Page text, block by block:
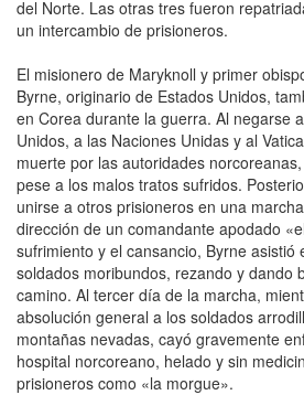
del Norte. Las otras tres fueron
un intercambio de prisioneros.
El misionero de Maryknoll y primer
Byrne, originario de Estados Unidos,
en Corea durante la guerra. Al negarse
Unidos, a las Naciones Unidas y al
muerte por las autoridades
pese a los malos tratos sufridos.
unirse a otros prisioneros en una
dirección de un comandante apodado
sufrimiento y el cansancio, Byrne asistió
soldados moribundos, rezando y dando
camino. Al tercer día de la marcha,
absolución general a los soldados
montañas nevadas, cayó gravemente
hospital norcoreano, helado y sin
prisioneros como «la morgue».